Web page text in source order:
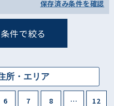
保存済み条件を確認
件で絞る
6 7 8 … 12